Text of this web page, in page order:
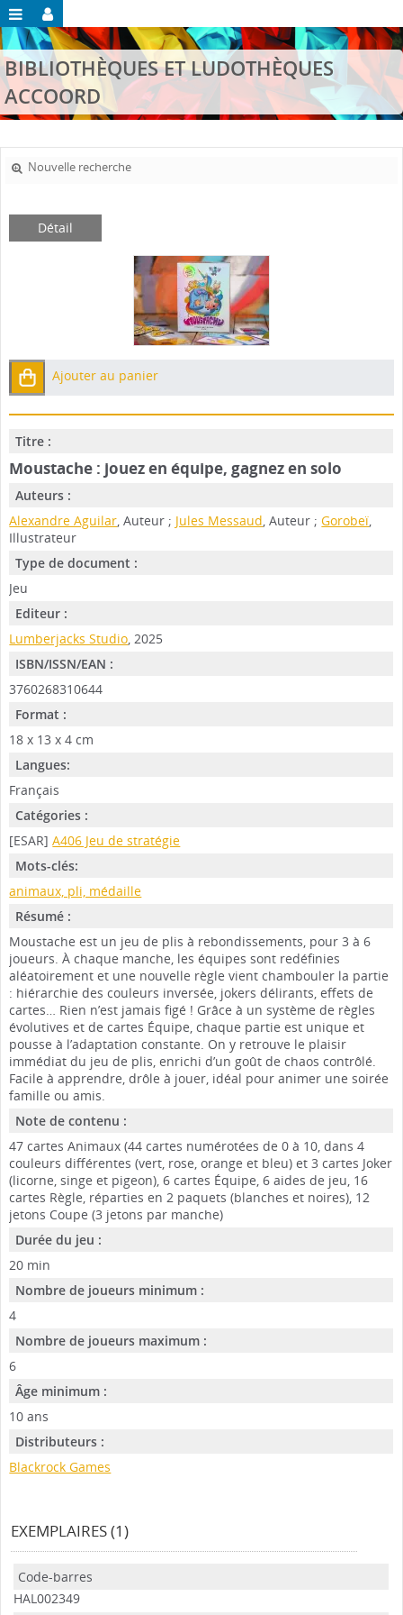
BIBLIOTHÈQUES ET LUDOTHÈQUES
ACCOORD
Nouvelle recherche
Détail
Ajouter au panier
Titre :
Moustache : jouez en équipe, gagnez en solo
Auteurs :
Alexandre Aguilar, Auteur ; Jules Messaud, Auteur ;Gorobeï,
Illustrateur
Type de document :
Jeu
Editeur :
Lumberjacks Studio, 2025
ISBN/ISSN/EAN :
3760268310644
Format :
18 x 13 x 4 cm
Langues:
Français
Catégories :
[ESAR]A406 Jeu de stratégie
Mots-clés:
animaux, pli, médaille
Résumé :
Moustache est un jeu de plis à rebondissements, pour 3 à 6
joueurs. À chaque manche, les équipes sont redéfinies
aléatoirement et une nouvelle règle vient chambouler la partie
: hiérarchie des couleurs inversée, jokers délirants, effets de
cartes… Rien n’est jamais figé ! Grâce à un système de règles
évolutives et de cartes Équipe, chaque partie est unique et
pousse à l’adaptation constante. On y retrouve le plaisir
immédiat du jeu de plis, enrichi d’un goût de chaos contrôlé.
Facile à apprendre, drôle à jouer, idéal pour animer une soirée
famille ou amis.
Note de contenu :
47 cartes Animaux (44 cartes numérotées de 0 à 10, dans 4
couleurs différentes (vert, rose, orange et bleu) et 3 cartes Joker
(licorne, singe et pigeon), 6 cartes Équipe, 6 aides de jeu, 16
cartes Règle, réparties en 2 paquets (blanches et noires), 12
jetons Coupe (3 jetons par manche)
Durée du jeu :
20 min
Nombre de joueurs minimum :
4
Nombre de joueurs maximum :
6
Âge minimum :
10 ans
Distributeurs :
Blackrock Games
EXEMPLAIRES (1)
HAL002349